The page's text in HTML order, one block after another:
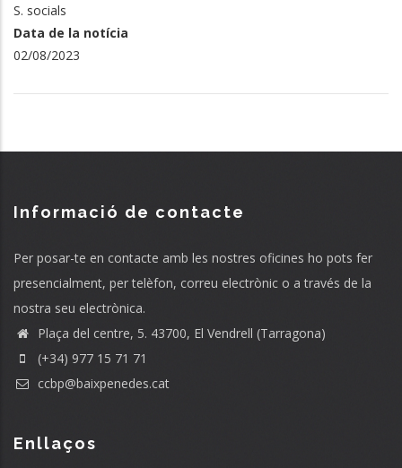
S. socials
Data de la notícia
02/08/2023
Informació de contacte
Per posar-te en contacte amb les nostres oficines ho pots fer
presencialment, per telèfon, correu electrònic o a través de la
nostra seu electrònica.
Plaça del centre, 5. 43700, El Vendrell (Tarragona)
(+34) 977 15 71 71
ccbp@baixpenedes.cat
Enllaços